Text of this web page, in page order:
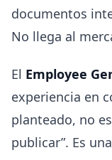
documentos
No llega al
El Employee
experiencia en
planteado, no
publicar”. Es